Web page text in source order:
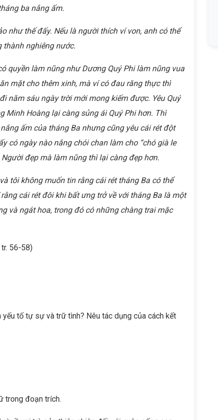
ba nắng ấm.
như thế đấy. Nếu là người thích ví von, anh có thể
thành nghiêng nước.
làm nũng như Dương Quý Phi làm nũng vua
mặt cho thêm xinh, mà ví có đau răng thực thì
năm sáu ngày trời mới mong kiếm được. Yêu Quý
Minh Hoàng lại càng sủng ái Quý Phi hơn. Thì
ấm của tháng Ba nhưng cũng yêu cái rét đột
có ngày nào nắng chói chan làm cho “chó già le
đẹp mà làm nũng thì lại càng đẹp hơn.
tôi không muốn tin rằng cái rét tháng Ba có thể
cái rét đôi khi bất ưng trở về với tháng Ba là một
và ngát hoa, trong đó có những chàng trai mặc
tr. 56-58)
tố tự sự và trữ tình? Nêu tác dụng của cách kết
trong đoạn trích.